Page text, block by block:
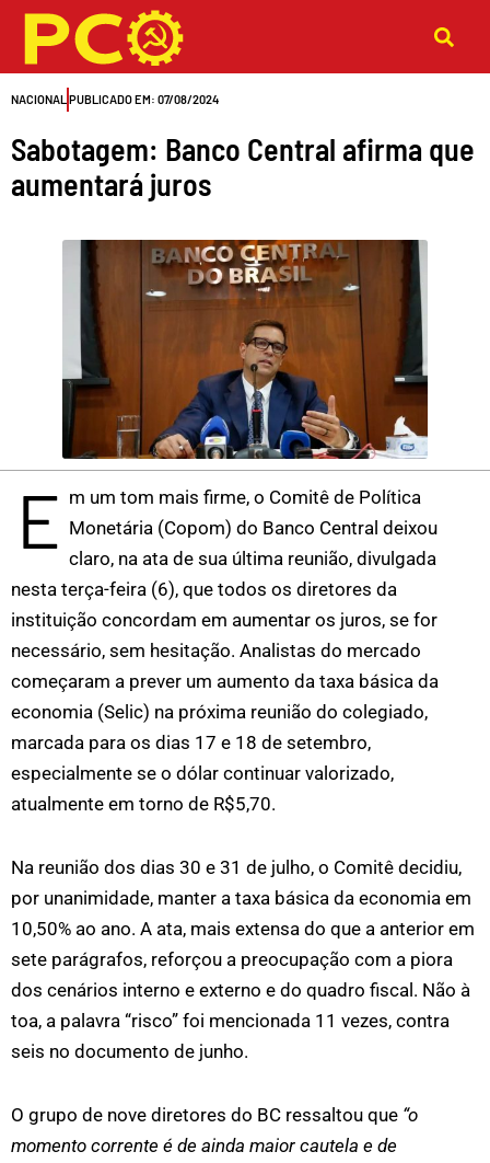
o
conteúdo
NACIONALPUBLICADO EM: 07/08/2024
Sabotagem: Banco Central afirma que
aumentará juros
E m um tom mais firme, o Comitê de Política
Monetária (Copom) do Banco Central deixou
claro, na ata de sua última reunião, divulgada
nesta terça-feira (6), que todos os diretores da
instituição concordam em aumentar os juros, se for
necessário, sem hesitação. Analistas do mercado
começaram a prever um aumento da taxa básica da
economia (Selic) na próxima reunião do colegiado,
marcada para os dias 17 e 18 de setembro,
especialmente se o dólar continuar valorizado,
atualmente em torno de R$5,70.
Na reunião dos dias 30 e 31 de julho, o Comitê decidiu,
por unanimidade, manter a taxa básica da economia em
10,50% ao ano. A ata, mais extensa do que a anterior em
sete parágrafos, reforçou a preocupação com a piora
dos cenários interno e externo e do quadro fiscal. Não à
toa, a palavra “risco” foi mencionada 11 vezes, contra
seis no documento de junho.
O grupo de nove diretores do BC ressaltou que “o
momento corrente é de ainda maior cautela e de